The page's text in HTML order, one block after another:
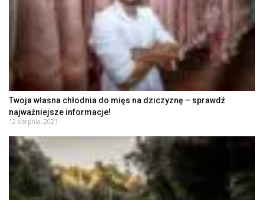
Twoja własna chłodnia do mięs na dziczyznę – sprawdź
najważniejsze informacje!
12 sierpnia, 2021